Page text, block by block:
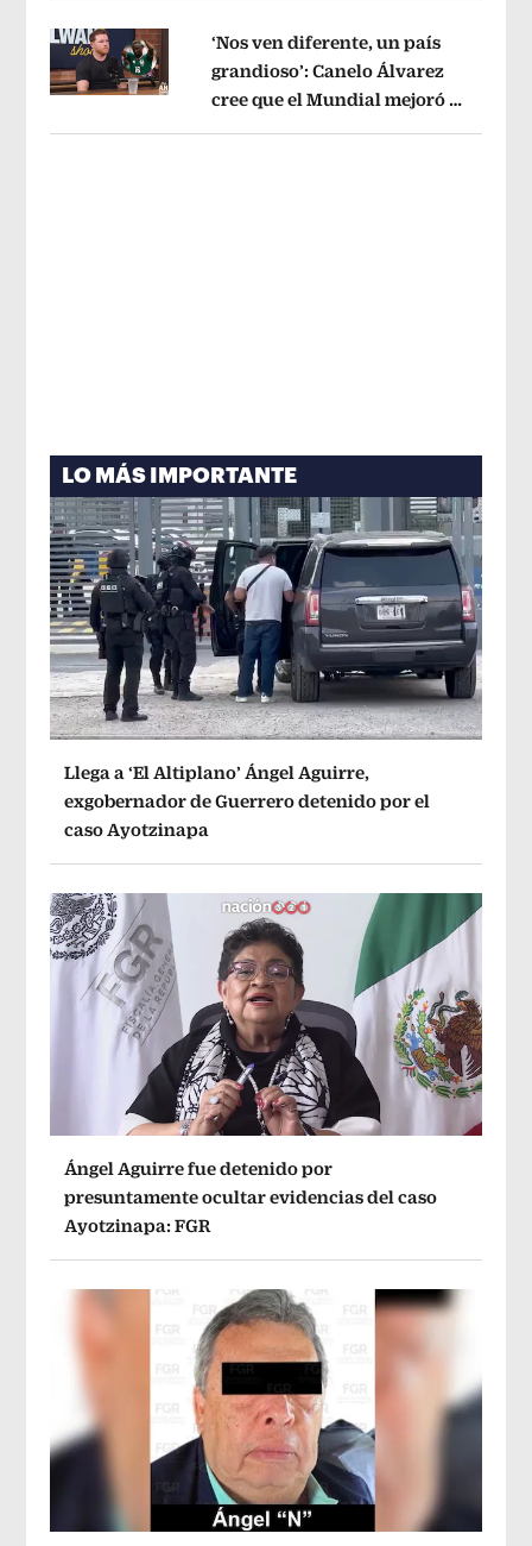
Opens in new window
‘Nos ven diferente, un país
grandioso’: Canelo Álvarez
cree que el Mundial mejoró la
LO MÁS IMPORTANTE
Llega a ‘El Altiplano’ Ángel Aguirre,
exgobernador de Guerrero detenido por el
caso Ayotzinapa
Ángel Aguirre fue detenido por
presuntamente ocultar evidencias del caso
Ayotzinapa: FGR